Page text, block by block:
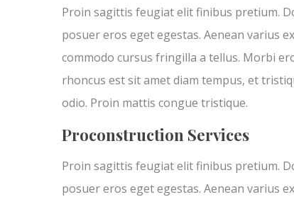
Proin sagittis feugiat elit finibus pretium.
posuer eros eget egestas. Aenean varius
commodo cursus fringilla a tellus. Morbi
rhoncus est sit amet diam tempus, et
odio. Proin mattis congue tristique.
Proconstruction Services
Proin sagittis feugiat elit finibus pretium.
posuer eros eget egestas. Aenean varius